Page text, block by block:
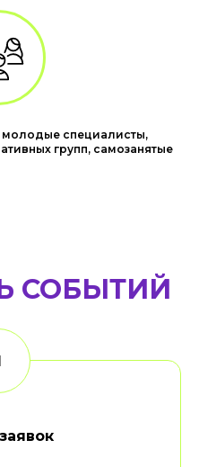
специалисты,
групп, самозанятые
СОБЫТИЙ